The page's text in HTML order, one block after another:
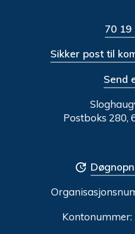
70 19
Sikker post til
Send
Postboks 280,
Kontonummer: